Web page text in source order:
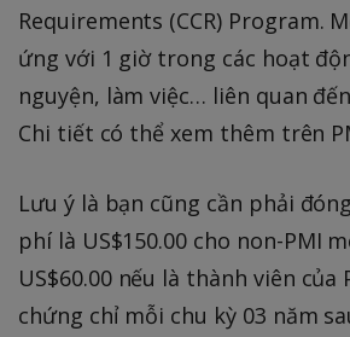
Requirements (CCR) Program.
ứng với 1 giờ trong các hoạt
nguyện, làm việc… liên quan
Chi tiết có thể xem thêm trên
Lưu ý là bạn cũng cần phải
phí là US$150.00 cho non-PMI
US$60.00 nếu là thành viên của
chứng chỉ mỗi chu kỳ 03 năm